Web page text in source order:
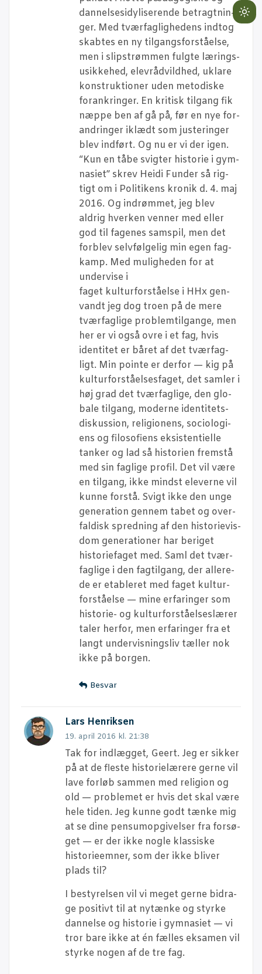
dan­nel­ses­i­dy­li­se­ren­de betragt­nin­
ger. Med tvær­fag­lig­he­dens ind­t­og
skab­tes en ny til­gangs­for­stå­el­se,
men i slip­strøm­men fulg­te lærings­
u­sik­ke­hed, elev­rå­d­vild­hed, ukla­re
kon­struk­tio­ner uden meto­di­ske
for­ank­rin­ger. En kri­tisk til­gang fik
næp­pe ben af gå på, før en nye for­
an­drin­ger iklædt som juste­rin­ger
blev ind­ført. Og nu er vi der igen.
“Kun en tåbe svig­ter histo­rie i gym­
na­si­et” skrev Hei­di Fun­der så rig­
tigt om i Poli­ti­kens kro­nik d. 4. maj
2016. Og indrøm­met, jeg blev
aldrig hver­ken ven­ner med eller
god til fage­nes sam­spil, men det
for­blev selv­føl­ge­lig min egen fag­
kamp. Med mulig­he­den for at
under­vi­se i
faget kul­tur­for­stå­el­se i HHx gen­
vandt jeg dog tro­en på de mere
tvær­fag­li­ge pro­blem­til­gan­ge, men
her er vi også ovre i et fag, hvis
iden­ti­tet er båret af det tvær­fag­
ligt. Min poin­te er der­for — kig på
kul­tur­for­stå­el­ses­fa­get, det sam­ler i
høj grad det tvær­fag­li­ge, den glo­
ba­le til­gang, moder­ne iden­ti­tets­
dis­kus­sion, reli­gio­nens, socio­lo­gi­
ens og filo­so­fi­ens eksi­sten­ti­el­le
tan­ker og lad så histo­ri­en frem­stå
med sin fag­li­ge pro­fil. Det vil være
en til­gang, ikke mindst ele­ver­ne vil
kun­ne for­stå. Svigt ikke den unge
gene­ra­tion gen­nem tabet og over­
fal­disk spred­ning af den histo­ri­e­vis­
dom gene­ra­tio­ner har beri­get
histo­ri­e­fa­get med. Saml det tvær­
fag­li­ge i den fag­til­gang, der alle­re­
de er etab­le­ret med faget kul­tur­
for­stå­el­se — mine erfa­rin­ger som
histo­rie- og kul­tur­for­stå­el­ses­læ­rer
taler her­for, men erfa­rin­ger fra et
langt under­vis­nings­liv tæl­ler nok
ikke på borgen.
Besvar
Lars Henriksen
19. april 2016 kl. 21:38
Tak for ind­læg­get, Geert. Jeg er sik­ker
på at de fle­ste histo­ri­e­læ­re­re ger­ne vil
lave for­løb sam­men med reli­gion og
old — pro­ble­met er hvis det skal være
hele tiden. Jeg kun­ne godt tæn­ke mig
at se dine pensumop­gi­vel­ser fra for­sø­
get — er der ikke nog­le klas­si­ske
histo­ri­e­em­ner, som der ikke bli­ver
plads til?
I besty­rel­sen vil vi meget ger­ne bidra­
ge posi­tivt til at nytæn­ke og styr­ke
dan­nel­se og histo­rie i gym­na­si­et — vi
tror bare ikke at én fæl­les eksa­men vil
styr­ke nogen af de tre fag.